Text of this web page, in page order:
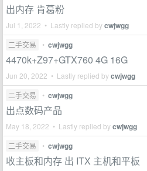
出内存 肯葛粉
Jul 1, 2022 • Lastly replied bycwjwgg
二手交易 • cwjwgg
4470k+Z97+GTX760 4G 16G
Jun 20, 2022 • Lastly replied bycwjwgg
二手交易 • cwjwgg
出点数码产品
May 18, 2022 • Lastly replied bycwjwgg
二手交易 • cwjwgg
收主板和内存 出 ITX 主机和平板